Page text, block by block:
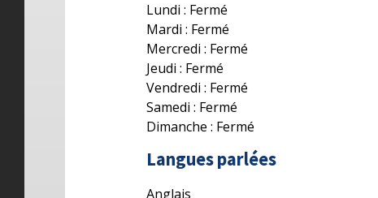
Lundi : Fermé
Mardi : Fermé
Mercredi : Fermé
Jeudi : Fermé
Vendredi : Fermé
Samedi : Fermé
Dimanche : Fermé
Langues parlées
Anglais